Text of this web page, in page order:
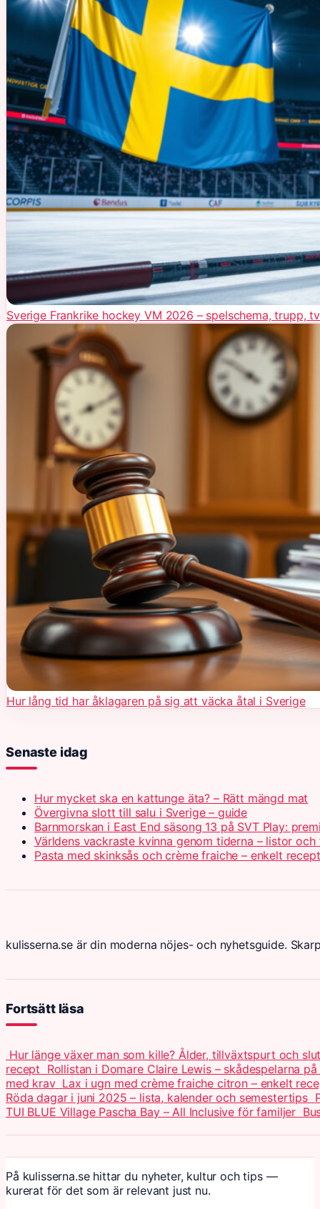
Sverige Frankrike hockey VM 2026 – spelschema, trupp, tv
Hur lång tid har åklagaren på sig att väcka åtal i Sverige
Senaste idag
Hur mycket ska en kattunge äta? – Rätt mängd mat
Övergivna slott till salu i Sverige – guide
Barnmorskan i East End säsong 13 på SVT Play:
Världens vackraste kvinna genom tiderna – listor och
Pasta med skinksås och crème fraiche – enkelt recept
kulisserna.se är din moderna nöjes- och nyhetsguide.
Fortsätt läsa
Hur länge växer man som kille? Ålder, tillväxtspurt och
recept Rollistan i Domare Claire Lewis – skådespelarna på
med krav Lax i ugn med crème fraiche citron – enkelt
Röda dagar i juni 2025 – lista, kalender och semestertips
TUI BLUE Village Pascha Bay – All Inclusive för familjer
På kulisserna.se hittar du nyheter, kultur och tips —
kurerat för det som är relevant just nu.